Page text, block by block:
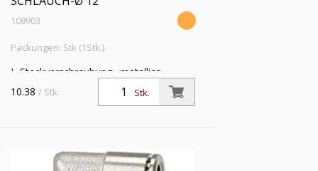
108903
Packungen: Stk (1Stk.)
L-Steckverschraubung »metallica«,
drehbar, G 1/4 a., für Schlauch-Außen-Ø
12 mm, Arbeitsdruck max. 16 bar,
Stk.
10.38 / Stk.